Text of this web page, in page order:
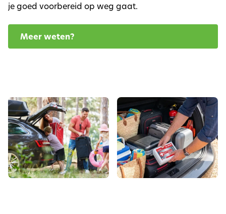
je goed voorbereid op weg gaat.
Meer weten?